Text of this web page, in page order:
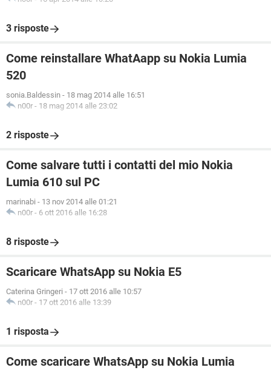
3 risposte
Come reinstallare WhatAapp su Nokia Lumia
520
sonia.Baldessin - 18 mag 2014 alle 16:51
n00r - 18 mag 2014 alle 23:02
2 risposte
Come salvare tutti i contatti del mio Nokia
Lumia 610 sul PC
marinabi - 13 nov 2014 alle 01:21
n00r - 6 ott 2016 alle 16:28
8 risposte
Scaricare WhatsApp su Nokia E5
Caterina Gringeri - 17 ott 2016 alle 10:57
n00r - 17 ott 2016 alle 13:39
1 risposta
Come scaricare WhatsApp su Nokia Lumia